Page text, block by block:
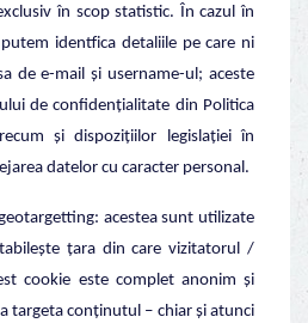
în scop statistic. În cazul în
identfica detaliile pe care ni
de e-mail și username-ul; aceste
de confidențialitate din Politica
și dispozițiilor legislației în
datelor cu caracter personal.
acestea sunt utilizate
țara din care vizitatorul /
cookie este complet anonim și
targeta conținutul – chiar și atunci